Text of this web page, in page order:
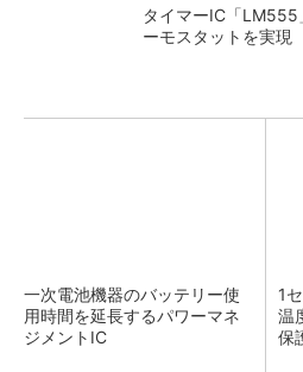
タイマーIC「
ーモスタットを実現
一次電池機器のバッテリー使
用時間を延長するパワーマネ
ジメントIC
1
温
保